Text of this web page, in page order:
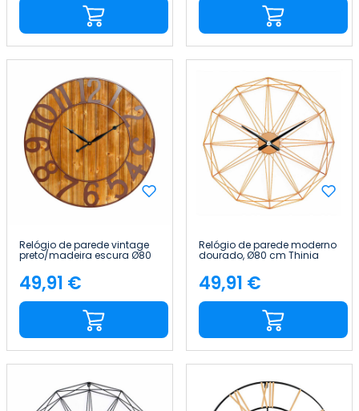
Relógio de parede vintage
preto/madeira escura Ø80
cm Thinia Home
Preço
49,91 €
Relógio de parede moderno
dourado, Ø80 cm Thinia
Preço
49,91 €